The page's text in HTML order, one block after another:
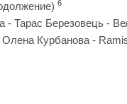
6
- Тарас Березовець -
Курбанова -